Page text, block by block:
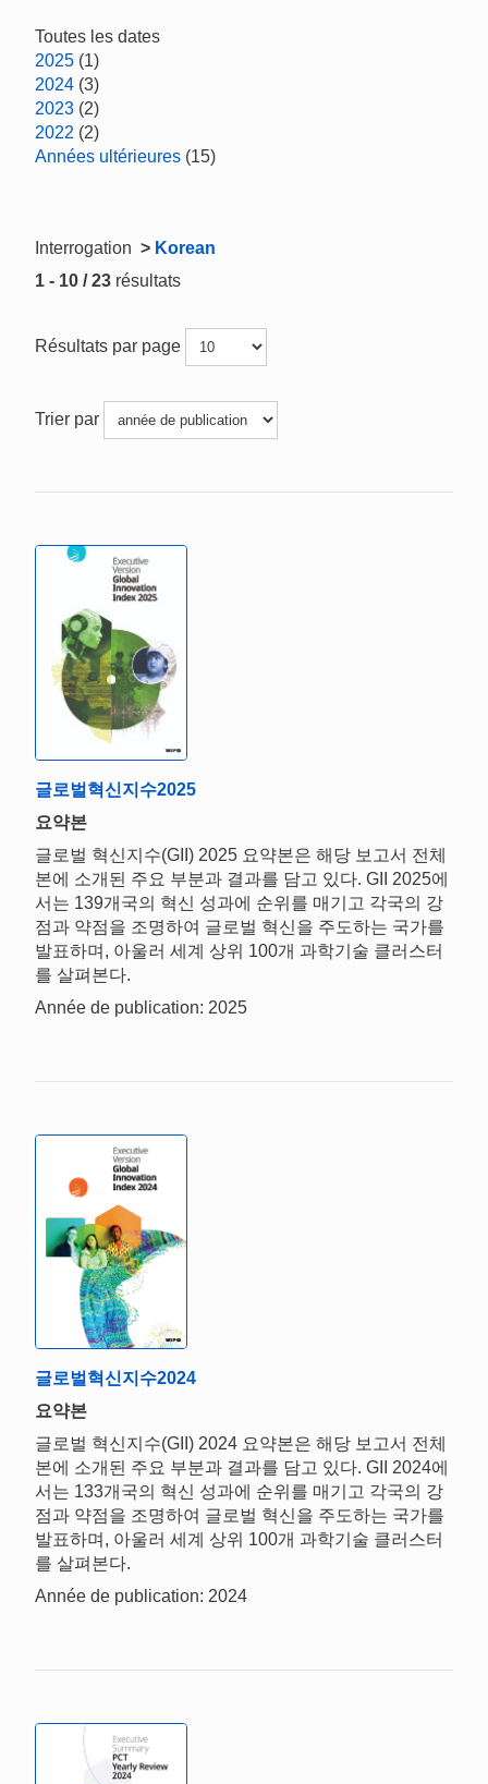
Toutes les dates
2025 (1)
2024 (3)
2023 (2)
2022 (2)
Années ultérieures (15)
Interrogation > Korean
1 - 10 / 23 résultats
Résultats par page
Trier par
글로벌혁신지수2025
요약본
글로벌 혁신지수(GII) 2025 요약본은 해당 보고서 전체
본에 소개된 주요 부분과 결과를 담고 있다. GII 2025에
서는 139개국의 혁신 성과에 순위를 매기고 각국의 강
점과 약점을 조명하여 글로벌 혁신을 주도하는 국가를
발표하며, 아울러 세계 상위 100개 과학기술 클러스터
를 살펴본다.
Année de publication: 2025
글로벌혁신지수2024
요약본
글로벌 혁신지수(GII) 2024 요약본은 해당 보고서 전체
본에 소개된 주요 부분과 결과를 담고 있다. GII 2024에
서는 133개국의 혁신 성과에 순위를 매기고 각국의 강
점과 약점을 조명하여 글로벌 혁신을 주도하는 국가를
발표하며, 아울러 세계 상위 100개 과학기술 클러스터
를 살펴본다.
Année de publication: 2024